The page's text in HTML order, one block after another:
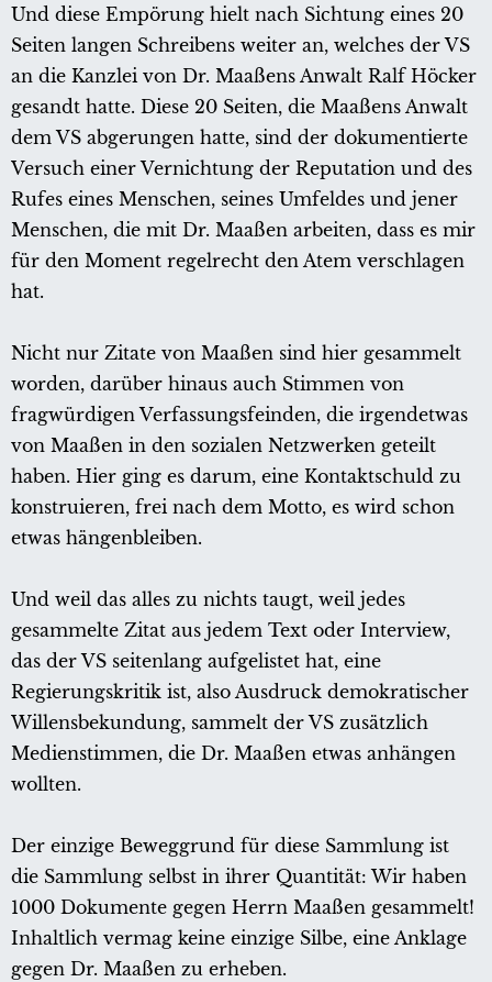
Und diese Empörung hielt nach Sichtung eines 20
Seiten langen Schreibens weiter an, welches der VS
an die Kanzlei von Dr. Maaßens Anwalt Ralf Höcker
gesandt hatte. Diese 20 Seiten, die Maaßens Anwalt
dem VS abgerungen hatte, sind der dokumentierte
Versuch einer Vernichtung der Reputation und des
Rufes eines Menschen, seines Umfeldes und jener
Menschen, die mit Dr. Maaßen arbeiten, dass es mir
für den Moment regelrecht den Atem verschlagen
hat.
Nicht nur Zitate von Maaßen sind hier gesammelt
worden, darüber hinaus auch Stimmen von
fragwürdigen Verfassungsfeinden, die irgendetwas
von Maaßen in den sozialen Netzwerken geteilt
haben. Hier ging es darum, eine Kontaktschuld zu
konstruieren, frei nach dem Motto, es wird schon
etwas hängenbleiben.
Und weil das alles zu nichts taugt, weil jedes
gesammelte Zitat aus jedem Text oder Interview,
das der VS seitenlang aufgelistet hat, eine
Regierungskritik ist, also Ausdruck demokratischer
Willensbekundung, sammelt der VS zusätzlich
Medienstimmen, die Dr. Maaßen etwas anhängen
wollten.
Der einzige Beweggrund für diese Sammlung ist
die Sammlung selbst in ihrer Quantität: Wir haben
1000 Dokumente gegen Herrn Maaßen gesammelt!
Inhaltlich vermag keine einzige Silbe, eine Anklage
gegen Dr. Maaßen zu erheben.